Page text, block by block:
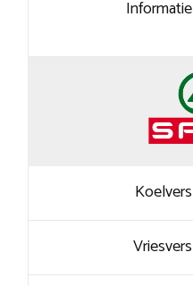
Informatie
Koelvers
Vriesvers